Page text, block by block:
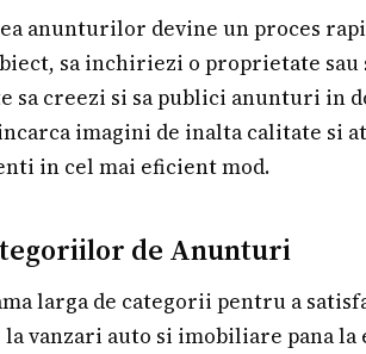
anunturilor devine un proces
sa inchiriezi o proprietate
creezi si sa publici anunturi in
imagini de inalta calitate si
in cel mai eficient mod.
de Anunturi
larga de categorii pentru a
vanzari auto si imobiliare pana